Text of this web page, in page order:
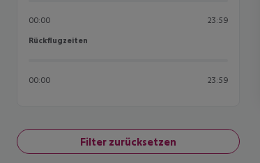
00:00 23:59
Rückflugzeiten
Rückflugzeiten
00:00 23:59
Filter zurücksetzen